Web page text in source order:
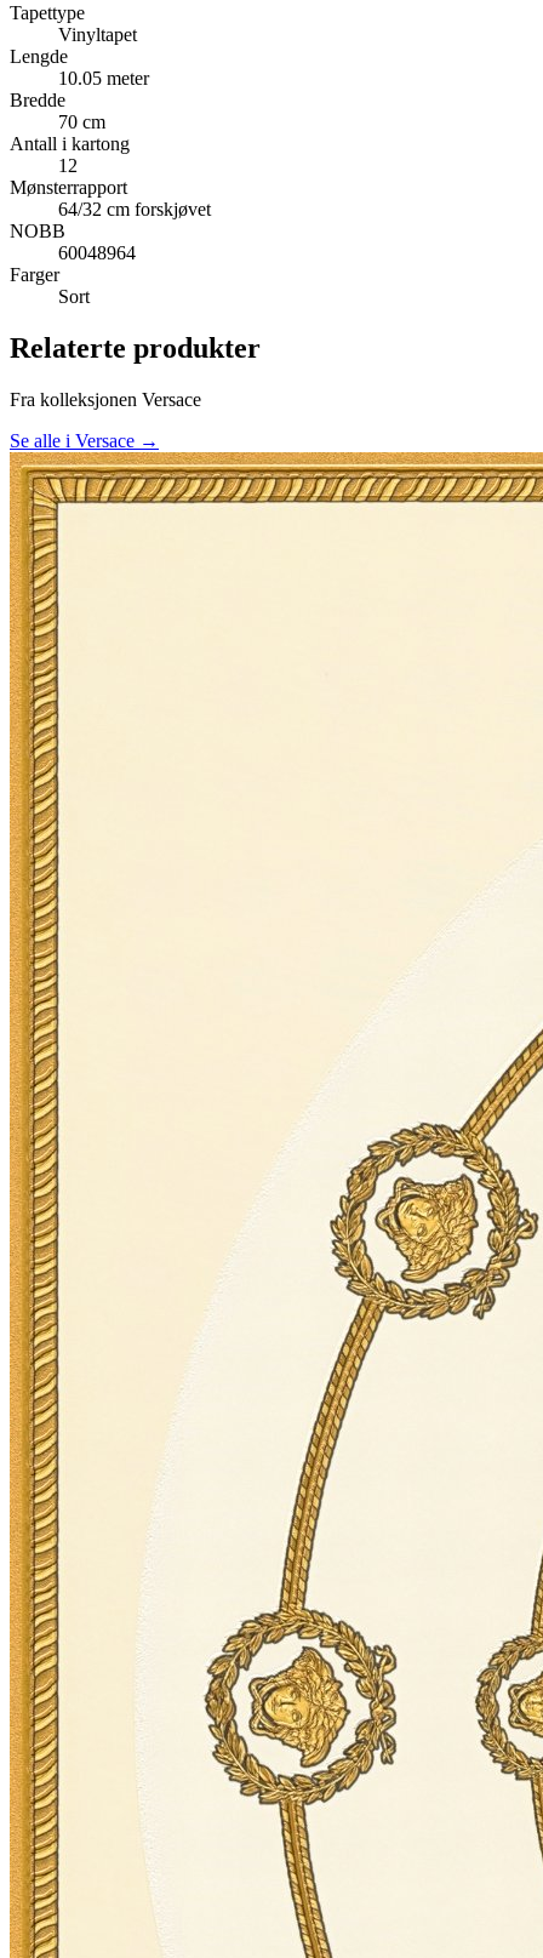
Tapettype
Vinyltapet
Lengde
10.05 meter
Bredde
70 cm
Antall i kartong
12
Mønsterrapport
64/32 cm forskjøvet
NOBB
60048964
Farger
Sort
Relaterte produkter
Fra kolleksjonen Versace
Se alle i Versace →